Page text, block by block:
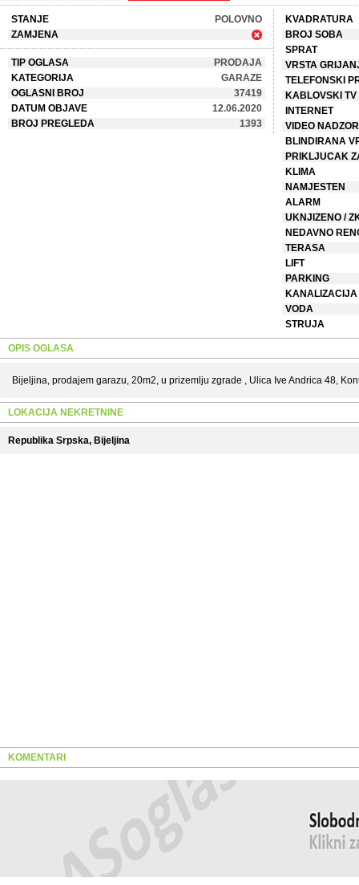
STANJE
POLOVNO
ZAMJENA
TIP OGLASA
PRODAJA
KATEGORIJA
GARAZE
OGLASNI BROJ
37419
DATUM OBJAVE
12.06.2020
BROJ PREGLEDA
1393
KVADRATURA
BROJ SOBA
SPRAT
VRSTA
TELEFONSKI
KABLOVSKI TV
INTERNET
VIDEO NADZOR
BLINDIRANA
PRIKLJUCAK
KLIMA
NAMJESTEN
ALARM
UKNJIZENO /
NEDAVNO
TERASA
LIFT
PARKING
KANALIZACIJA
VODA
STRUJA
OPIS OGLASA
Bijeljina, prodajem garazu, 20m2, u prizemlju zgrade , Ulica Ive Andrica 48,
LOKACIJA NEKRETNINE
Republika Srpska, Bijeljina
KOMENTARI